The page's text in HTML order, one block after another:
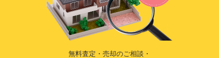
無料査定・売却のご相談・